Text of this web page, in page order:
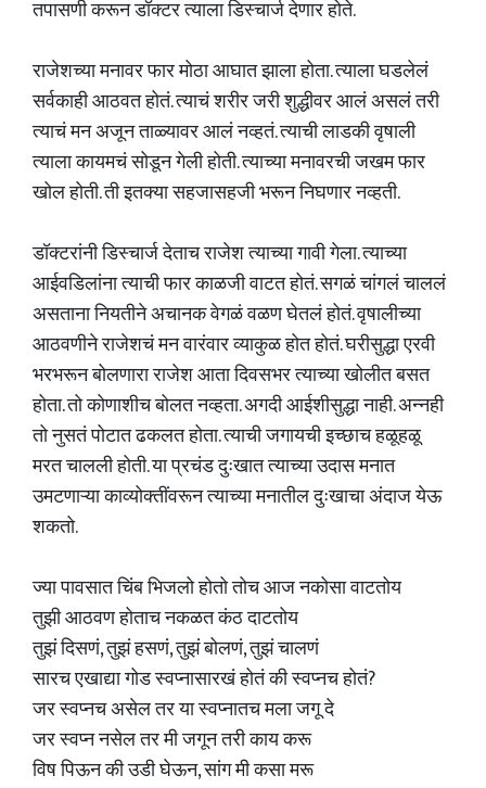
तपासणी करून डॉक्टर त्याला डिस्चार्ज देणार होते.
राजेशच्या मनावर फार मोठा आघात झाला होता. त्याला घडलेलं
सर्वकाही आठवत होतं. त्याचं शरीर जरी शुद्धीवर आलं असलं तरी
त्याचं मन अजून ताळ्यावर आलं नव्हतं. त्याची लाडकी वृषाली
त्याला कायमचं सोडून गेली होती. त्याच्या मनावरची जखम फार
खोल होती. ती इतक्या सहजासहजी भरून निघणार नव्हती.
डॉक्टरांनी डिस्चार्ज देताच राजेश त्याच्या गावी गेला. त्याच्या
आईवडिलांना त्याची फार काळजी वाटत होतं. सगळं चांगलं चाललं
असताना नियतीने अचानक वेगळं वळण घेतलं होतं. वृषालीच्या
आठवणीने राजेशचं मन वारंवार व्याकुळ होत होतं. घरीसुद्धा एरवी
भरभरून बोलणारा राजेश आता दिवसभर त्याच्या खोलीत बसत
होता. तो कोणाशीच बोलत नव्हता. अगदी आईशीसुद्धा नाही. अन्नही
तो नुसतं पोटात ढकलत होता. त्याची जगायची इच्छाच हळूहळू
मरत चालली होती. या प्रचंड दुःखात त्याच्या उदास मनात
उमटणाऱ्या काव्योक्तींवरून त्याच्या मनातील दुःखाचा अंदाज येऊ
शकतो.
ज्या पावसात चिंब भिजलो होतो तोच आज नकोसा वाटतोय
तुझी आठवण होताच नकळत कंठ दाटतोय
तुझं दिसणं, तुझं हसणं, तुझं बोलणं, तुझं चालणं
सारच एखाद्या गोड स्वप्नासारखं होतं की स्वप्नच होतं?
जर स्वप्नच असेल तर या स्वप्नातच मला जगू दे
जर स्वप्न नसेल तर मी जगून तरी काय करू
विष पिऊन की उडी घेऊन, सांग मी कसा मरू